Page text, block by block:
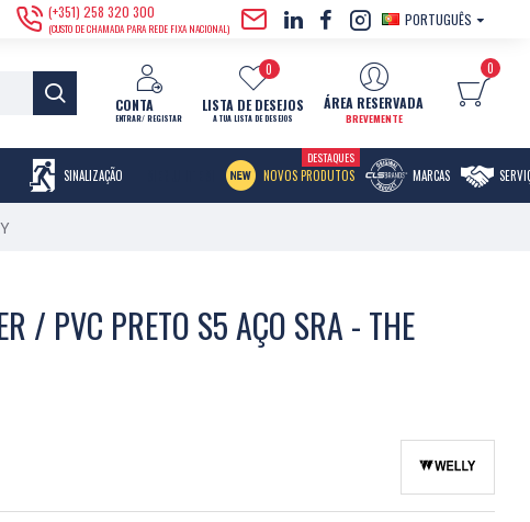
(+351) 258 320 300
(CUSTO DE CHAMADA PARA REDE FIXA NACIONAL)
PORTUGUÊS
CONTA
ENTRAR/ REGISTAR
LISTA DE DESEJOS
A TUA LISTA DE DESEJOS
0
ÁREA RESERVADA
BREVEMENTE
0
SINALIZAÇÃO NOVOS PRODUTOS
DESTAQUES
MARCAS
/ PVC PRETO S5 AÇO SRA - THE